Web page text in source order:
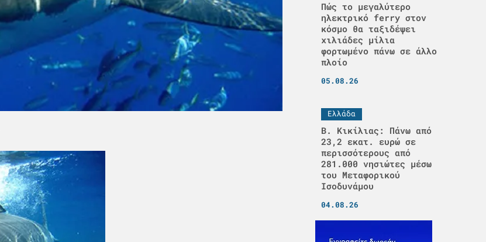
Πώς το μεγαλύτερο
ηλεκτρικό ferry στον
κόσμο θα ταξιδέψει
χιλιάδες μίλια
φορτωμένο πάνω σε άλλο
πλοίο
05.08.26
Ελλάδα
Β. Κικίλιας: Πάνω από
23,2 εκατ. ευρώ σε
περισσότερους από
281.000 νησιώτες μέσω
του Μεταφορικού
Ισοδυνάμου
04.08.26